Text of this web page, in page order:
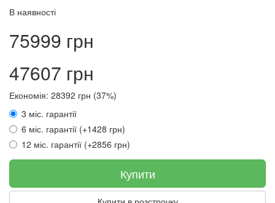
В наявності
75999 грн
47607 грн
Економія: 28392 грн (37%)
3 міс. гарантії
6 міс. гарантії (+1428 грн)
12 міс. гарантії (+2856 грн)
Купити